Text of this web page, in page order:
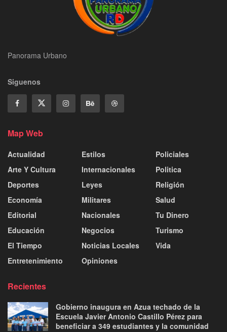
Panorama Urbano
Siguenos
Map Web
Actualidad
Arte Y Cultura
Deportes
Economía
Editorial
Educación
El Tiempo
Entretenimiento
Estilos
Internacionales
Leyes
Militares
Nacionales
Negocios
Noticias Locales
Opiniones
Policiales
Politica
Religión
Salud
Tu Dinero
Turismo
Vida
Recientes
Gobierno inaugura en Azua techado de la
Escuela Javier Antonio Castillo Pérez para
beneficiar a 349 estudiantes y la comunidad